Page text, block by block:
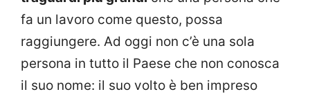
fa un lavoro come questo, possa
raggiungere. Ad oggi non c’è una sola
persona in tutto il Paese che non conosca
il suo nome: il suo volto è ben impreso